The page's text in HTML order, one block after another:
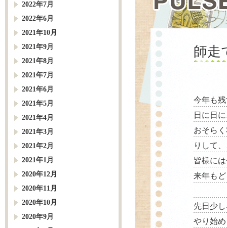
2022年7月
2022年6月
2021年10月
2021年9月
2021年8月
2021年7月
2021年6月
2021年5月
2021年4月
2021年3月
2021年2月
2021年1月
2020年12月
2020年11月
2020年10月
2020年9月
師走
今年も
日に日
おそら
りして
皆様に
来年も
先日少
やり始